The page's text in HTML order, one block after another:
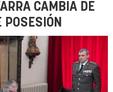
CAMBIA DE
POSESIÓN